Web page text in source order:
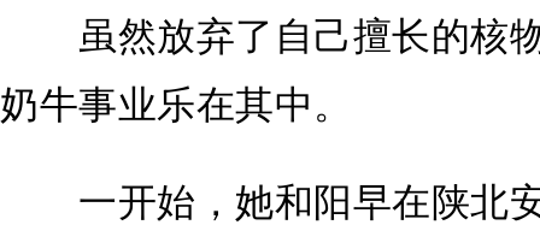
虽然放弃了自己擅长的核
奶牛事业乐在其中。
一开始，她和阳早在陕北